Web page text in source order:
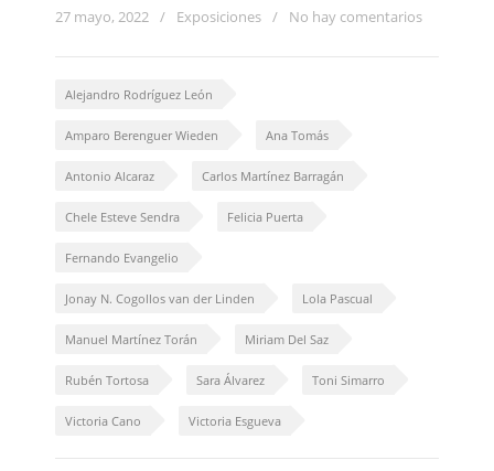
27 mayo, 2022 / Exposiciones / No hay comentarios
Alejandro Rodríguez León
Amparo Berenguer Wieden Ana Tomás
Antonio Alcaraz Carlos Martínez Barragán
Chele Esteve Sendra Felicia Puerta
Fernando Evangelio
Jonay N. Cogollos van der Linden Lola Pascual
Manuel Martínez Torán Miriam Del Saz
Rubén Tortosa Sara Álvarez Toni Simarro
Victoria Cano Victoria Esgueva